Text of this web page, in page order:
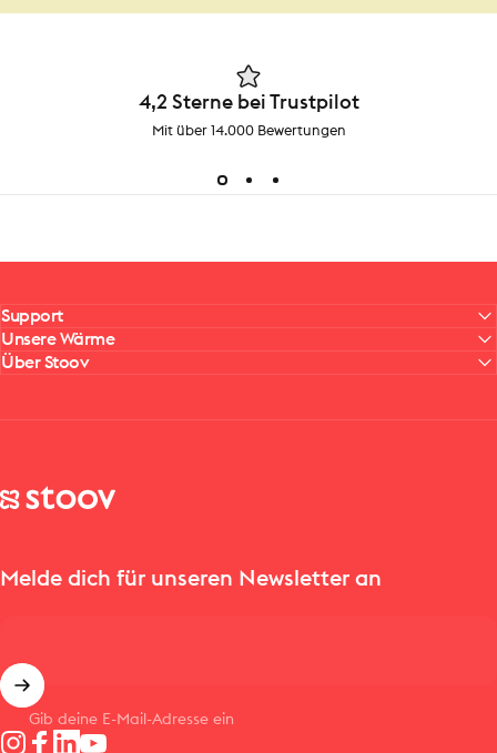
4,2 Sterne bei Trustpilot
Mit über 14.000 Bewertungen
Support
Unsere Wärme
Über Stoov
Stoov® | Cordless Heated Cushions & Blankets
Melde dich für unseren Newsletter an
Gib deine E-Mail-Adresse ein